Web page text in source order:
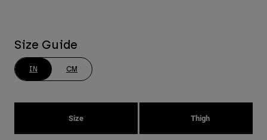
Size Guide
IN CM
Size Thigh